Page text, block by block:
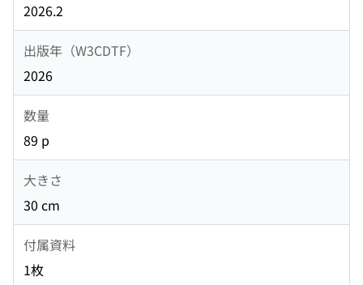
2026.2
出版年（W3CDTF）
2026
数量
89 p
大きさ
30 cm
付属資料
1枚